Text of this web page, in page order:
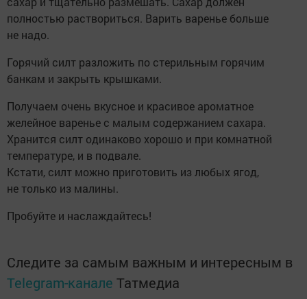
полностью раствориться. Варить варенье больше
не надо.
Горячий силт разложить по стерильным горячим
банкам и закрыть крышками.
Получаем очень вкусное и красивое ароматное
желейное варенье с малым содержанием сахара.
Хранится силт одинаково хорошо и при комнатной
температуре, и в подвале.
Кстати, силт можно приготовить из любых ягод,
не только из малины.
Пробуйте и наслаждайтесь!
Следите за самым важным и интересным в
Telegram-канале Татмедиа